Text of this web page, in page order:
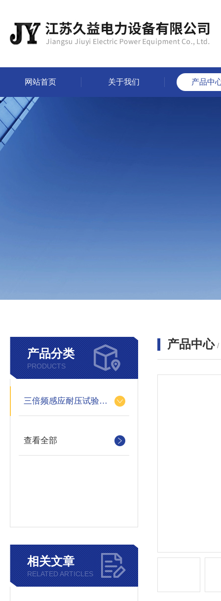
网站首页 关于我们 产品中
产品分类
PRODUCTS
三倍频感应耐压试验装置
查看全部
相关文章
RELATED ARTICLES
产品中心 /